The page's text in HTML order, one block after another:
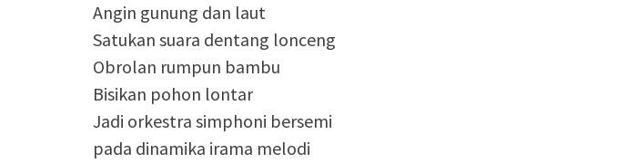
Angin gunung dan laut
Satukan suara dentang lonceng
Obrolan rumpun bambu
Bisikan pohon lontar
Jadi orkestra simphoni bersemi
pada dinamika irama melodi